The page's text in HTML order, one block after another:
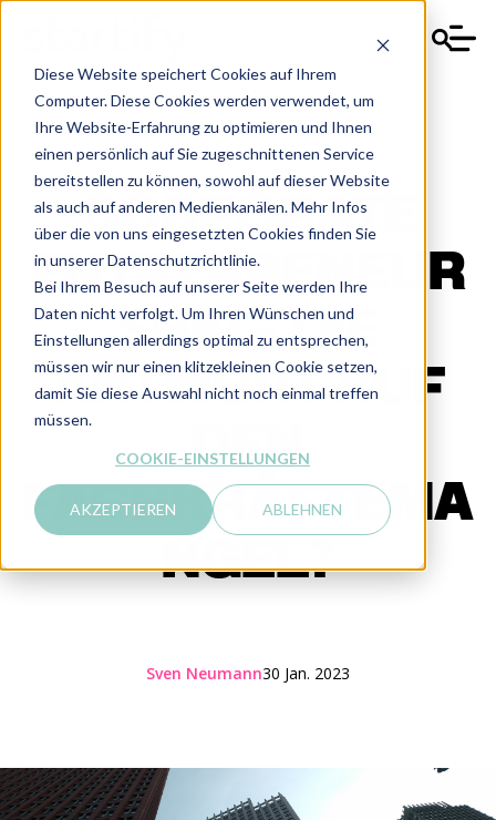
Diese Website speichert Cookies auf Ihrem
Computer. Diese Cookies werden verwendet, um
Ihre Website-Erfahrung zu optimieren und Ihnen
einen persönlich auf Sie zugeschnittenen Service
bereitstellen zu können, sowohl auf dieser Website
als auch auf anderen Medienkanälen. Mehr Infos
über die von uns eingesetzten Cookies finden Sie
in unserer Datenschutzrichtlinie.
Bei Ihrem Besuch auf unserer Seite werden Ihre
Daten nicht verfolgt. Um Ihren Wünschen und
Einstellungen allerdings optimal zu entsprechen,
müssen wir nur einen klitzekleinen Cookie setzen,
damit Sie diese Auswahl nicht noch einmal treffen
müssen.
COOKIE-EINSTELLUNGEN
AKZEPTIEREN ABLEHNEN
CORPORATE
ENTREPRENEUR
SHIP - DIE
ANTWORT AUF
DEN
FACHKRÄFTEMA
NGEL?
30 Jan. 2023
Sven Neumann